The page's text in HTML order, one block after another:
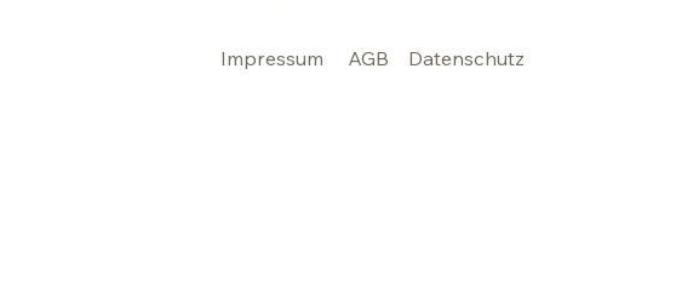
Impressum AGB Datenschutz